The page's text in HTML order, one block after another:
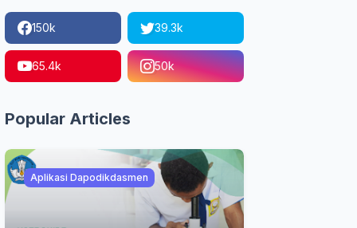
150k 39.3k
65.4k 50k
Popular Articles
Aplikasi Dapodikdasmen